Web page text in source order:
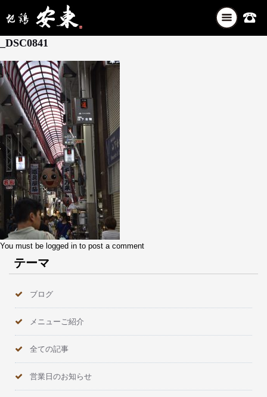
ナ
ビ
8月 26, 2025
_DSC0841
You must be logged in to post a comment
テーマ
ブログ
メニューご紹介
全ての記事
営業日のお知らせ